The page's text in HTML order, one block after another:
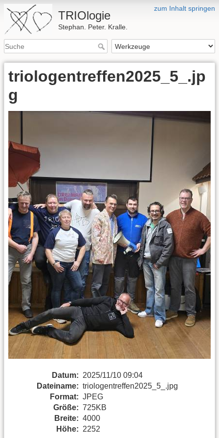
zum Inhalt springen
TRIOlogie
Stephan. Peter. Kralle.
triologentreffen2025_5_.jp
g
Datum: 2025/11/10 09:04
Dateiname: triologentreffen2025_5_.jpg
Format: JPEG
Größe: 725KB
Breite: 4000
Höhe: 2252